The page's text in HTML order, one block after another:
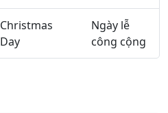
Christmas
Day
Ngày lễ
công cộng